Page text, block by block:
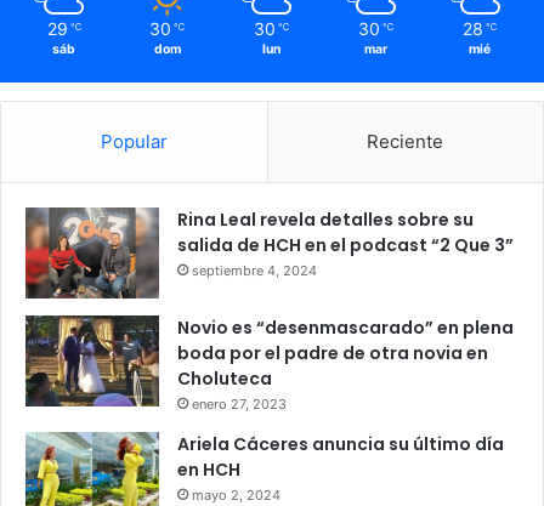
29 ℃
sáb
30 ℃
dom
30 ℃
lun
30 ℃
mar
28 ℃
mié
Popular Reciente
Rina Leal revela detalles sobre su
salida de HCH en el podcast “2 Que 3”
septiembre 4, 2024
Novio es “desenmascarado” en plena
boda por el padre de otra novia en
Choluteca
enero 27, 2023
Ariela Cáceres anuncia su último día
en HCH
mayo 2, 2024